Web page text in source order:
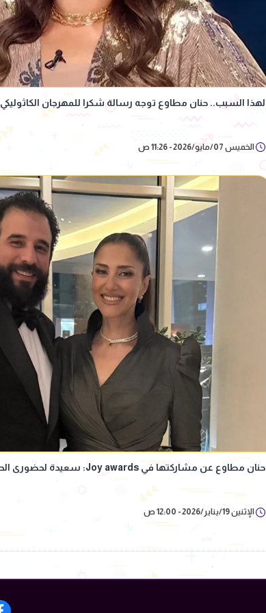
لهذا السبب.. حنان مطاوع توجه رسالة شكرا للمهرجان الكاثوليكي
الخميس 07/مايو/2026 - 11:26 ص
حنان مطاوع عن مشاركتها في Joy awards: سعيدة لحضورى الحفل لأول مرة
الإثنين 19/يناير/2026 - 12:00 ص